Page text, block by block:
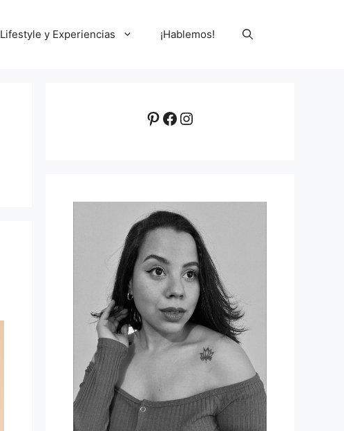
Lifestyle y Experiencias ¡Hablemos!
Pinterest
Facebook
Instagram